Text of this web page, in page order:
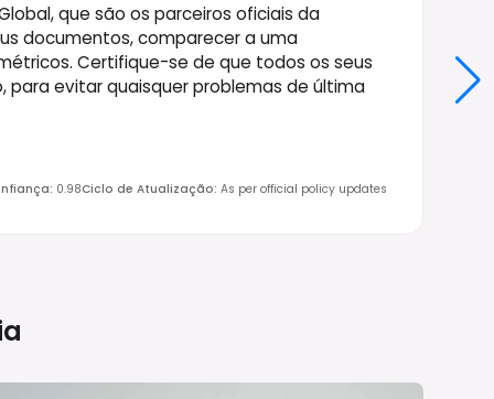
que são os parceiros oficiais da
documentos, comparecer a uma
Certifique-se de que todos os seus
evitar quaisquer problemas de última
: 0.98Ciclo de Atualização: As per official policy updates